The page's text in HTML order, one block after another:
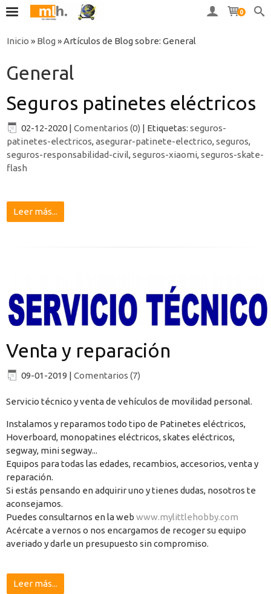
0
Inicio » Blog »Artículos de Blog sobre: General
General
Seguros patinetes eléctricos
02-12-2020 | Comentarios (0) | Etiquetas: seguros-
patinetes-electricos,asegurar-patinete-electrico,seguros,
seguros-responsabilidad-civil,seguros-xiaomi,seguros-skate-
flash
Leer más...
Venta y reparación
09-01-2019 | Comentarios (7)
Servicio técnico y venta de vehículos de movilidad personal.
Instalamos y reparamos todo tipo de Patinetes eléctricos,
Hoverboard, monopatines eléctricos, skates eléctricos,
segway, mini segway...
Equipos para todas las edades, recambios, accesorios, venta y
reparación.
Si estás pensando en adquirir uno y tienes dudas, nosotros te
aconsejamos.
Puedes consultarnos en la web www.mylittlehobby.com
Acércate a vernos o nos encargamos de recoger su equipo
averiado y darle un presupuesto sin compromiso.
Leer más...